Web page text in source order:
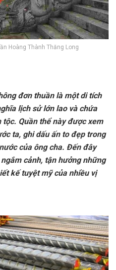
Hoàng Thành Thăng Long
đơn thuần là một di tích
lịch sử lớn lao và chứa
Quần thể này được xem
ta, ghi dấu ấn to đẹp trong
của ông cha. Đến đây
cảnh, tận hưởng những
kế tuyệt mỹ của nhiều vị